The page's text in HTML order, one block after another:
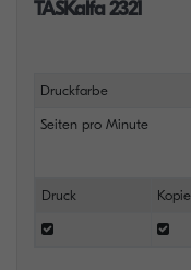
TASKalfa 2321
Druckfarbe
Seiten pro Minute
Druck Kopie